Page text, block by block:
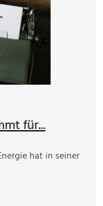
für...
hat in seiner